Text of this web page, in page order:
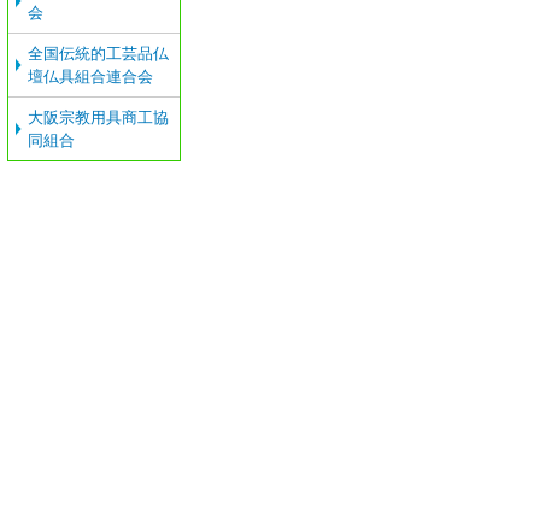
会
全国伝統的工芸品仏
壇仏具組合連合会
大阪宗教用具商工協
同組合